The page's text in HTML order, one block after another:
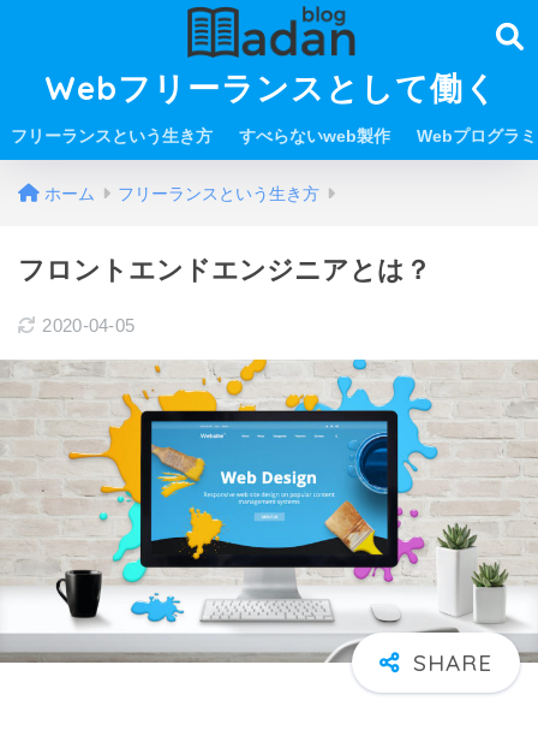
Webフリーランスとして働く
フリーランスという生き方 すべらないweb製作 Webプログラ
ホーム フリーランスという生き方
フロントエンドエンジニアとは？
2020-04-05